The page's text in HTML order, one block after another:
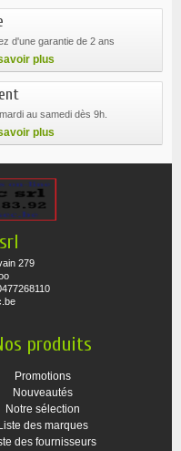
d'une garantie de 2 ans
plus
au samedi dès 9h.
plus
279
produits
Promotions
Nouveautés
Notre sélection
des marques
des fournisseurs